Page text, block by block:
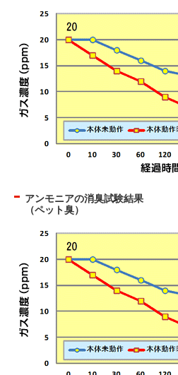
アンモニアの消臭試験結果
（ペット臭）